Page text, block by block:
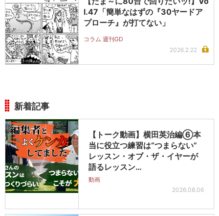
l.47「簡単なはずの『30ヤードア
プローチ』が打てない」
コラム 週刊GD
2026.2.22
新着記事
【トーク動画】横田英治編⑥本
当に役立つ練習は“つまらない”
レッスン・オブ・ザ・イヤーが
語るレッスン…
動画
2026.08.06